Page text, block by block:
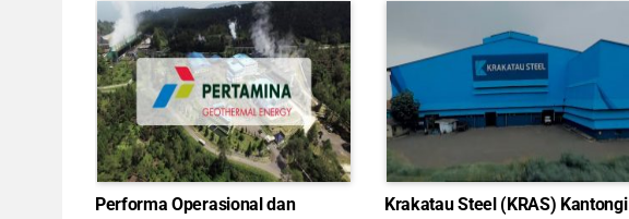
Performa Operasional dan
Krakatau Steel (KRAS) Kantongi